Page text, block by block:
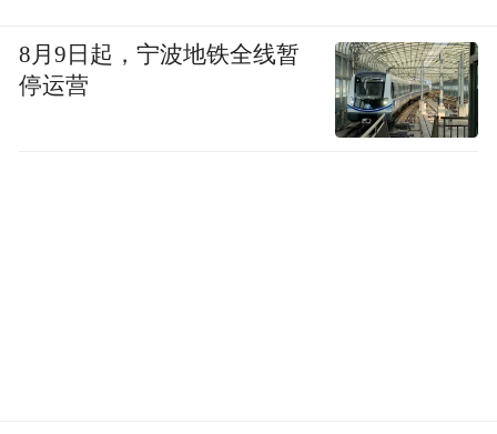
8月9日起，宁波地铁全线暂
停运营